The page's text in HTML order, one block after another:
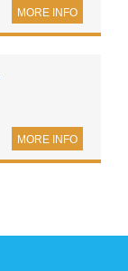
MORE INFO
MORE INFO